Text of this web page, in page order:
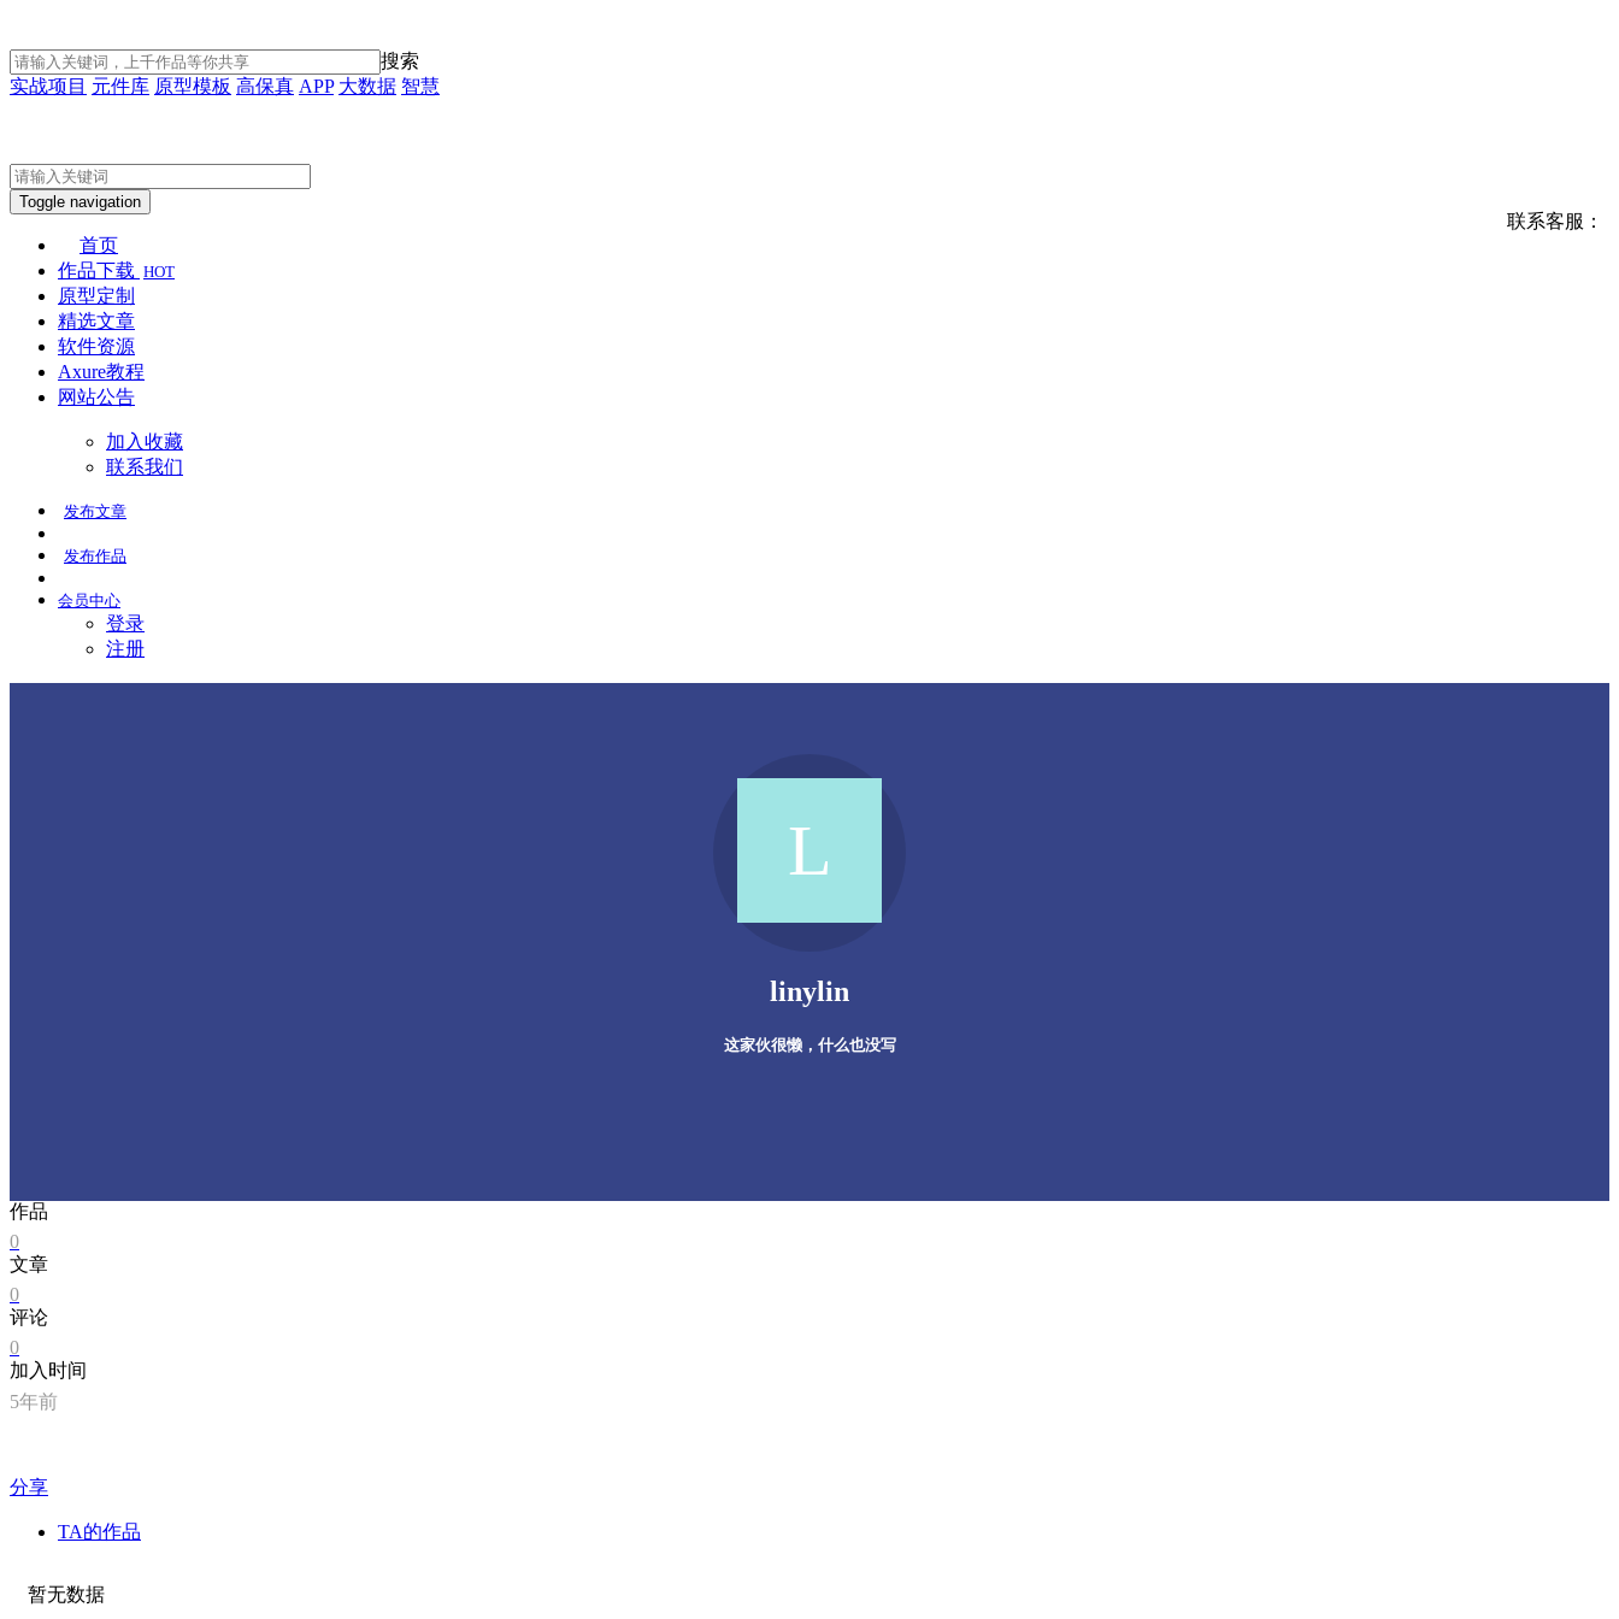
搜索
实战项目 元件库 原型模板 高保真 APP 大数据 智慧
联系客服：
Toggle navigation
首页
作品下载 HOT
原型定制
精选文章
软件资源
Axure教程
网站公告
加入收藏
联系我们
发布文章
发布作品
会员中心
登录
注册
linylin
这家伙很懒，什么也没写
作品
0
文章
0
评论
0
加入时间
5年前
分享
TA的作品
暂无数据